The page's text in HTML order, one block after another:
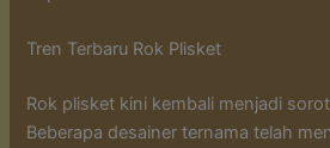
Tren Terbaru Rok Plisket
Rok plisket kini kembali menjadi
Beberapa desainer ternama telah